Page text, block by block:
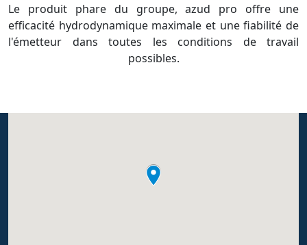
Le produit phare du groupe, azud pro offre une
efficacité hydrodynamique maximale et une fiabilité de
l'émetteur dans toutes les conditions de travail
possibles.